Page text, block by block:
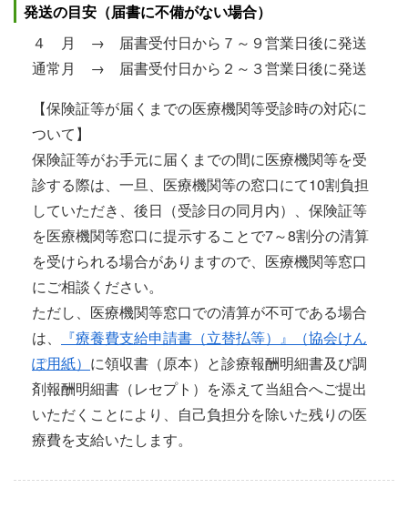
発送の目安（届書に不備がない場合）
４ 月 → 届書受付日から７～９営業日後に発送
通常月 → 届書受付日から２～３営業日後に発送
【保険証等が届くまでの医療機関等受診時の対応に
ついて】
保険証等がお手元に届くまでの間に医療機関等を受
診する際は、一旦、医療機関等の窓口にて10割負担
していただき、後日（受診日の同月内）、保険証等
を医療機関等窓口に提示することで7～8割分の清算
を受けられる場合がありますので、医療機関等窓口
にご相談ください。
ただし、医療機関等窓口での清算が不可である場合
は、
『療養費支給申請書（立替払等）』（協会けん
ぽ用紙） に領収書（原本）と診療報酬明細書及び調
剤報酬明細書（レセプト）を添えて当組合へご提出
いただくことにより、自己負担分を除いた残りの医
療費を支給いたします。